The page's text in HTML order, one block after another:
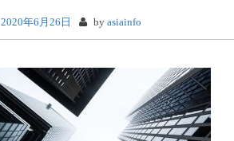
2020年6月26日 by asiainfo